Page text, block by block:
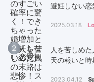
避妊しない恋
2025.03.18
2
人を苦しめ
天の報いと時
2023.04.12